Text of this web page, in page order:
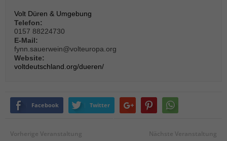
Volt Düren & Umgebung
Telefon:
0157 88224730
E-Mail:
fynn.sauerwein@volteuropa.org
Website:
voltdeutschland.org/dueren/
Facebook Twitter
Vorherige Veranstaltung Nächste Veranstaltung
Cookie-Informationen anzeigen
Externe Medien (6)
Inhalte von Videoplattformen und Social-Media-Plattformen werden
standardmäßig blockiert. Wenn Cookies von externen Medien akzeptiert
werden, bedarf der Zugriff auf diese Inhalte keiner manuellen Einwilligung
powered by Borlabs Cookie Datenschutzerklärung